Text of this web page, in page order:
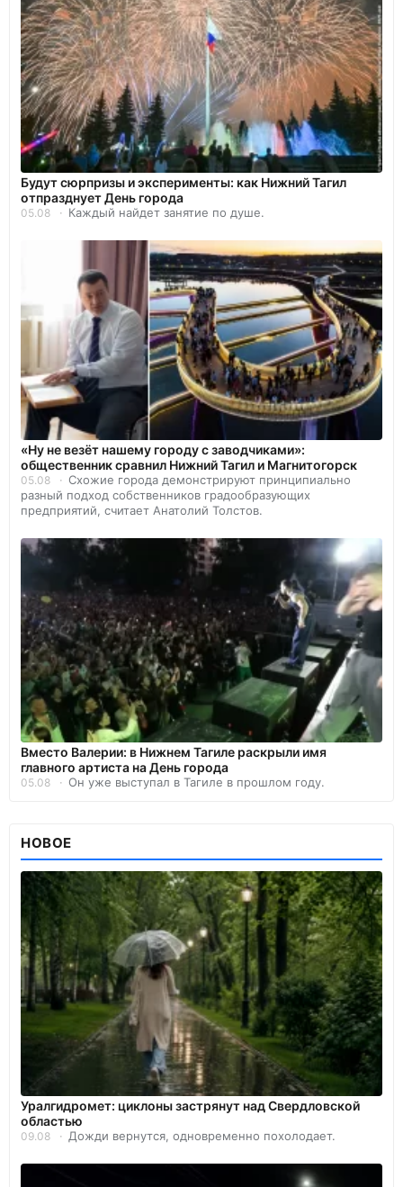
Будут сюрпризы и эксперименты: как Нижний Тагил
отпразднует День города
05.08 Каждый найдет занятие по душе.
«Ну не везёт нашему городу с заводчиками»:
общественник сравнил Нижний Тагил и Магнитогорск
05.08
Схожие города демонстрируют принципиально
разный подход собственников градообразующих
предприятий, считает Анатолий Толстов.
Вместо Валерии: в Нижнем Тагиле раскрыли имя
главного артиста на День города
05.08 Он уже выступал в Тагиле в прошлом году.
НОВОЕ
Уралгидромет: циклоны застрянут над Свердловской
областью
09.08 Дожди вернутся, одновременно похолодает.